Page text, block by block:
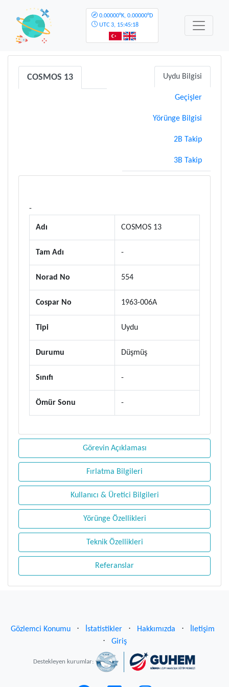
0.00000°K, 0.00000°D
UTC 3, 15:45:18
COSMOS 13 Uydu Bilgisi
Geçişler
Yörünge Bilgisi
2B Takip
3B Takip
-
Adı COSMOS 13
Tam Adı -
Norad No 554
Cospar No 1963-006A
Tipi Uydu
Durumu Düşmüş
Sınıfı -
Ömür Sonu -
Görevin Açıklaması
Fırlatma Bilgileri
Kullanıcı & Üretici Bilgileri
Yörünge Özellikleri
Teknik Özellikleri
Referanslar
Gözlemci Konumu ⋅ İstatistikler ⋅ Hakkımızda ⋅
İletişim
⋅
Giriş
Destekleyen kurumlar: